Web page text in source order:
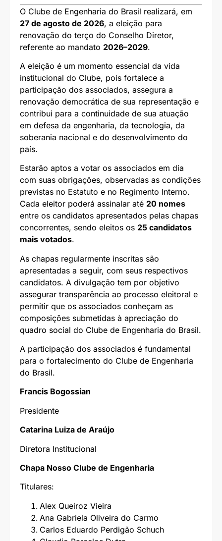
O Clube de Engenharia do Brasil realizará, em
27 de agosto de 2026, a eleição para
renovação do terço do Conselho Diretor,
referente ao mandato 2026–2029.
A eleição é um momento essencial da vida
institucional do Clube, pois fortalece a
participação dos associados, assegura a
renovação democrática de sua representação e
contribui para a continuidade de sua atuação
em defesa da engenharia, da tecnologia, da
soberania nacional e do desenvolvimento do
país.
Estarão aptos a votar os associados em dia
com suas obrigações, observadas as condições
previstas no Estatuto e no Regimento Interno.
Cada eleitor poderá assinalar até 20 nomes
entre os candidatos apresentados pelas chapas
concorrentes, sendo eleitos os 25 candidatos
mais votados.
As chapas regularmente inscritas são
apresentadas a seguir, com seus respectivos
candidatos. A divulgação tem por objetivo
assegurar transparência ao processo eleitoral e
permitir que os associados conheçam as
composições submetidas à apreciação do
quadro social do Clube de Engenharia do Brasil.
A participação dos associados é fundamental
para o fortalecimento do Clube de Engenharia
do Brasil.
Francis Bogossian
Presidente
Catarina Luiza de Araújo
Diretora Institucional
Chapa Nosso Clube de Engenharia
Titulares:
Alex Queiroz Vieira
Ana Gabriela Oliveira do Carmo
Carlos Eduardo Perdigão Schuch